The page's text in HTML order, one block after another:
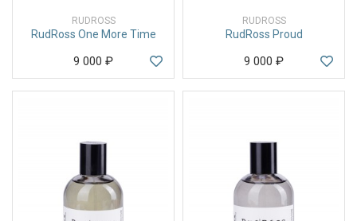
RUDROSS
RudRoss One More Time
9 000 ₽
RUDROSS
RudRoss Proud
9 000 ₽